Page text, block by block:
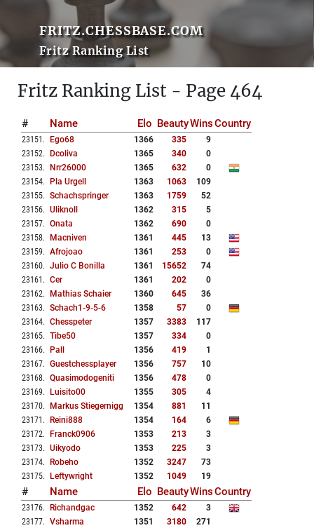
FRITZ.CHESSBASE.COM
Fritz Ranking List
Fritz Ranking List - Page 464
# Name Elo BeautyWinsCountry
23151 . Ego68 1366 335
9
23152. Dcoliva 1365 340
0
23153. Nrr26000 1365 632
0
23154. Pla Urgell 1363 1063
109
23155. Schachspringer 1363 1759
52
23156. Uliknoll 1362 315
5
23157. Onata 1362 690
0
23158. Macniven 1361 445
13
23159. Afrojoao 1361 253
0
23160. Julio C Bonilla 1361 15652
74
23161 . Cer 1361 202
0
23162. Mathias Schaier 1360 645
36
23163. Schach1-9-5-6 1358 57
0
23164. Chesspeter 1357 3383
117
23165. Tibe50 1357 334
0
23166. Pall 1356 419
1
23167. Guestchessplayer 1356 757
10
23168. Quasimodogeniti 1356 478
0
23169. Luisito00 1355 305
4
23170. Markus Stiegernigg 1354 881
11
23171 . Reini888 1354 164
6
23172. Franck0906 1353 213
3
23173. Uikyodo 1353 225
3
23174. Robeho 1352 3247
73
23175. Leftywright 1352 1049 19
# Name Elo BeautyWinsCountry
23176. Richandgac 1352 642
3
23177. Vsharma 1351 3180
271